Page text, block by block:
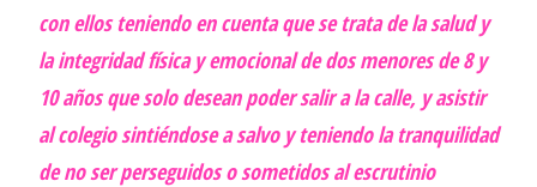
con ellos teniendo en cuenta que se trata de la salud y
la integridad física y emocional de dos menores de 8 y
10 años que solo desean poder salir a la calle, y asistir
al colegio sintiéndose a salvo y teniendo la tranquilidad
de no ser perseguidos o sometidos al escrutinio